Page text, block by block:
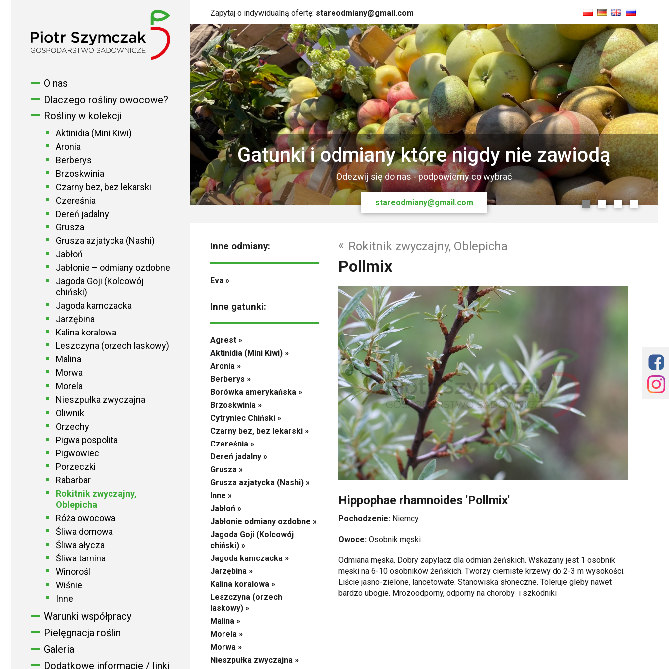
O nas
Dlaczego rośliny owocowe?
Rośliny w kolekcji
Aktinidia (Mini Kiwi)
Aronia
Berberys
Brzoskwinia
Czarny bez, bez lekarski
Czereśnia
Dereń jadalny
Grusza
Grusza azjatycka (Nashi)
Jabłoń
Jabłonie – odmiany ozdobne
Jagoda Goji (Kolcowój
chiński)
Jagoda kamczacka
Jarzębina
Kalina koralowa
Leszczyna (orzech laskowy)
Malina
Morwa
Morela
Nieszpułka zwyczajna
Oliwnik
Orzechy
Pigwa pospolita
Pigwowiec
Porzeczki
Rabarbar
Rokitnik zwyczajny,
Oblepicha
Róża owocowa
Śliwa domowa
Śliwa ałycza
Śliwa tarnina
Winorośl
Wiśnie
Inne
Warunki współpracy
Pielęgnacja roślin
Galeria
Dodatkowe informacje / linki
Zapytaj o indywidualną ofertę: stareodmiany@gmail.com
Gatunki i odmiany które nigdy nie zawiodą
Odezwij się do nas - podpowiemy co wybrać
stareodmiany@gmail.com
Rośliny dla smakoszy
Owoce jako surowiec.
Zalety roślin owocowych
« Rokitnik zwyczajny, Oblepicha
Pollmix
Hippophae rhamnoides 'Pollmix'
Pochodzenie: Niemcy
Owoce: Osobnik męski
Odmiana męska. Dobry zapylacz dla odmian żeńskich. Wskazany jest 1 osobnik
męski na 6-10 osobników żeńskich. Tworzy cierniste krzewy do 2-3 m wysokości.
Liście jasno-zielone, lancetowate. Stanowiska słoneczne. Toleruje gleby nawet
bardzo ubogie. Mrozoodporny, odporny na choroby i szkodniki.
Inne odmiany:
Eva »
Inne gatunki:
Agrest »
Aktinidia (Mini Kiwi) »
Aronia »
Berberys »
Borówka amerykańska »
Brzoskwinia »
Cytryniec Chiński »
Czarny bez, bez lekarski »
Czereśnia »
Dereń jadalny »
Grusza »
Grusza azjatycka (Nashi) »
Inne »
Jabłoń »
Jabłonie odmiany ozdobne »
Jagoda Goji (Kolcowój
chiński) »
Jagoda kamczacka »
Jarzębina »
Kalina koralowa »
Leszczyna (orzech
laskowy) »
Malina »
Morela »
Morwa »
Nieszpułka zwyczajna »